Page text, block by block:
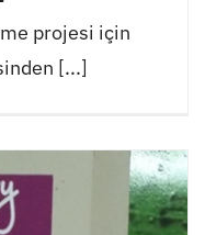
projesi için
[...]